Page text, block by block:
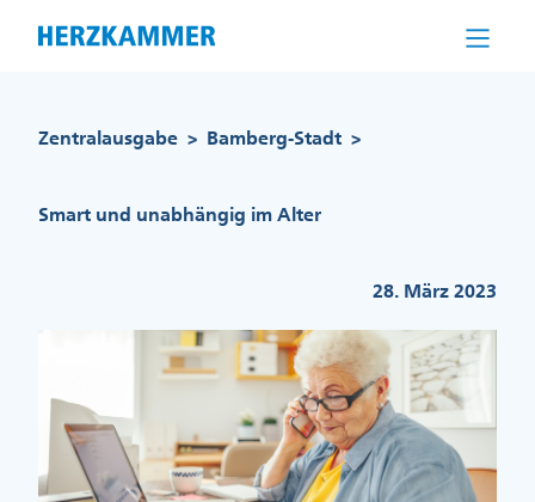
Zentralausgabe > Bamberg-Stadt >
Smart und unabhängig im Alter
28. März 2023